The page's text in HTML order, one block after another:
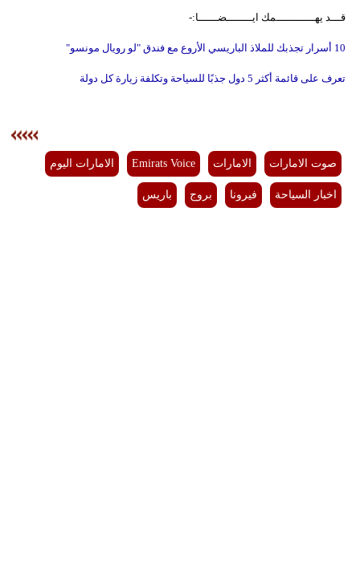
قـــد يهــــــــــــمك ايــــــــضــــــا:-
10 أسرار تجذبك للملاذ الباريسي الأروع مع فندق "لو رويال مونسو"
تعرف على قائمة أكثر 5 دول جذبًا للسياحة وتكلفة زيارة كل دولة
صوت الامارات الامارات Emirats Voice الامارات اليوم
اخبار السياحة فيرونا بروج باريس